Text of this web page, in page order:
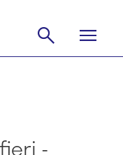
-